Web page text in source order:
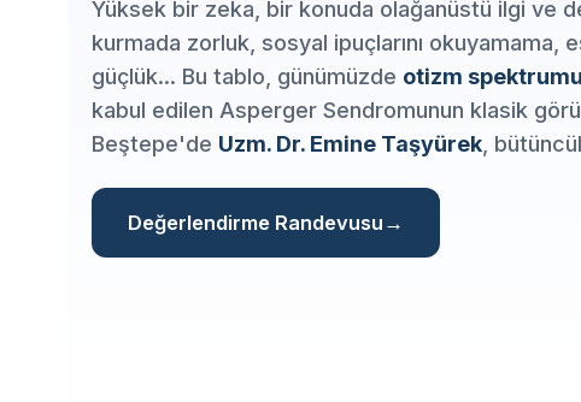
Yüksek bir zeka, bir konuda olağanüstü ilgi ve
kurmada zorluk, sosyal ipuçlarını okuyamama,
güçlük... Bu tablo, günümüzde otizm
kabul edilen Asperger Sendromunun klasik
Beştepe'de Uzm. Dr. Emine Taşyürek,
Değerlendirme Randevusu